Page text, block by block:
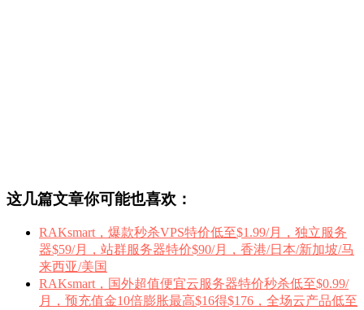
这几篇文章你可能也喜欢：
RAKsmart，爆款秒杀VPS特价低至$1.99/月，独立服务
器$59/月，站群服务器特价$90/月，香港/日本/新加坡/马
来西亚/美国
RAKsmart，国外超值便宜云服务器特价秒杀低至$0.99/
月，预充值金10倍膨胀最高$16得$176，全场云产品低至